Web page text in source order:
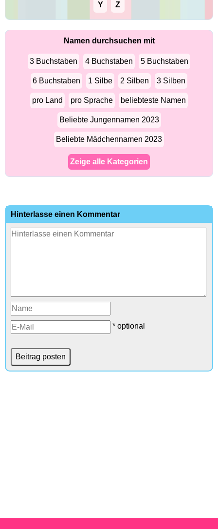
Y Z
Namen durchsuchen mit
3 Buchstaben 4 Buchstaben 5 Buchstaben
6 Buchstaben 1 Silbe 2 Silben 3 Silben
pro Land pro Sprache beliebteste Namen
Beliebte Jungennamen 2023
Beliebte Mädchennamen 2023
Zeige alle Kategorien
Hinterlasse einen Kommentar
* optional